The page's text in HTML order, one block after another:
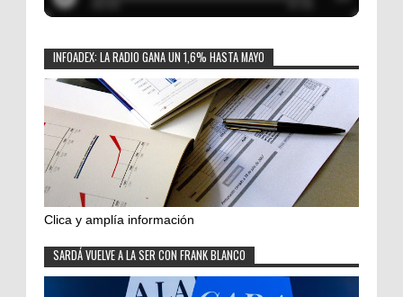
INFOADEX: LA RADIO GANA UN 1,6% HASTA MAYO
Clica y amplía información
SARDÁ VUELVE A LA SER CON FRANK BLANCO